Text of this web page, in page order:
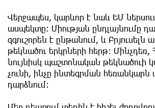
Վերջապես, կարևոր է նաև ԵՄ
ասպեկտը։ Միության ընդլայնումը
զգուշորեն է ընթանում, և Բրյուսելն
թեկնածու երկրների հերթ։
նույնիսկ պաշտոնական թեկնածուի
չունի, ինչը ինտեգրման հեռանկարն
դարձնում։